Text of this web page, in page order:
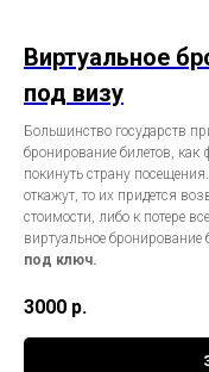
Виртуальное
под визу
Большинство государств
бронирование билетов, как
покинуть страну
откажут, то их придется
стоимости, либо к потере
виртуальное бронирование
под ключ.
3000 р.